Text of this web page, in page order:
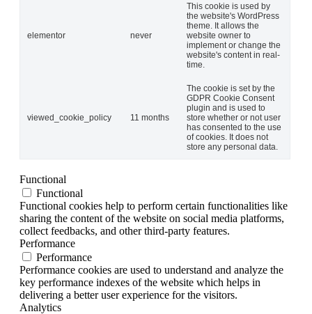
elementor never
This cookie is used by
the website's WordPress
theme. It allows the
website owner to
implement or change the
website's content in real-
time.
viewed_cookie_policy 11 months
The cookie is set by the
GDPR Cookie Consent
plugin and is used to
store whether or not user
has consented to the use
of cookies. It does not
store any personal data.
Functional
Functional
Functional cookies help to perform certain functionalities like
sharing the content of the website on social media platforms,
collect feedbacks, and other third-party features.
Performance
Performance
Performance cookies are used to understand and analyze the
key performance indexes of the website which helps in
delivering a better user experience for the visitors.
Analytics